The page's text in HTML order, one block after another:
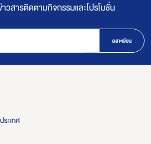
วสารติดตามกิจกรรมและโปรโมชั่น
ลงทะเบียน
ะเทศ